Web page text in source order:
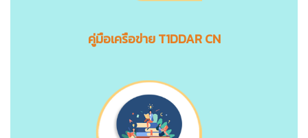
คู่มือเครือข่าย T1DDAR CN